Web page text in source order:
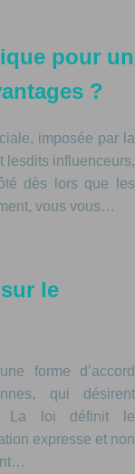
pour un
?
imposée par la
lesdits influenceurs,
dès lors que les
vous vous…
le
forme d’accord
qui désirent
La loi définit le
expresse et non